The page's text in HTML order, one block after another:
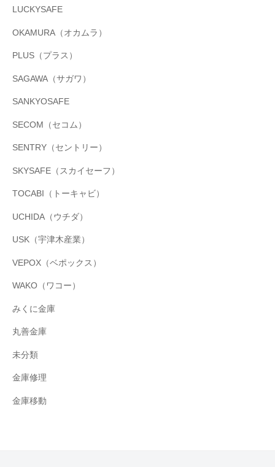
LUCKYSAFE
OKAMURA（オカムラ）
PLUS（プラス）
SAGAWA（サガワ）
SANKYOSAFE
SECOM（セコム）
SENTRY（セントリー）
SKYSAFE（スカイセーフ）
TOCABI（トーキャビ）
UCHIDA（ウチダ）
USK（宇津木産業）
VEPOX（ベポックス）
WAKO（ワコー）
みくに金庫
丸善金庫
未分類
金庫修理
金庫移動